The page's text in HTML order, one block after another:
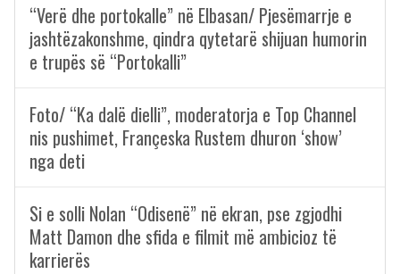
“Verë dhe portokalle” në Elbasan/ Pjesëmarrje e
jashtëzakonshme, qindra qytetarë shijuan humorin
e trupës së “Portokalli”
Foto/ “Ka dalë dielli”, moderatorja e Top Channel
nis pushimet, Françeska Rustem dhuron ‘show’
nga deti
Si e solli Nolan “Odisenë” në ekran, pse zgjodhi
Matt Damon dhe sfida e filmit më ambicioz të
karrierës